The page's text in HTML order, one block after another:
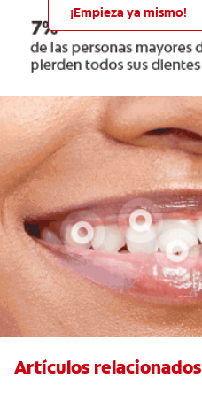
¡Empieza ya mismo!
Artículos relacionados